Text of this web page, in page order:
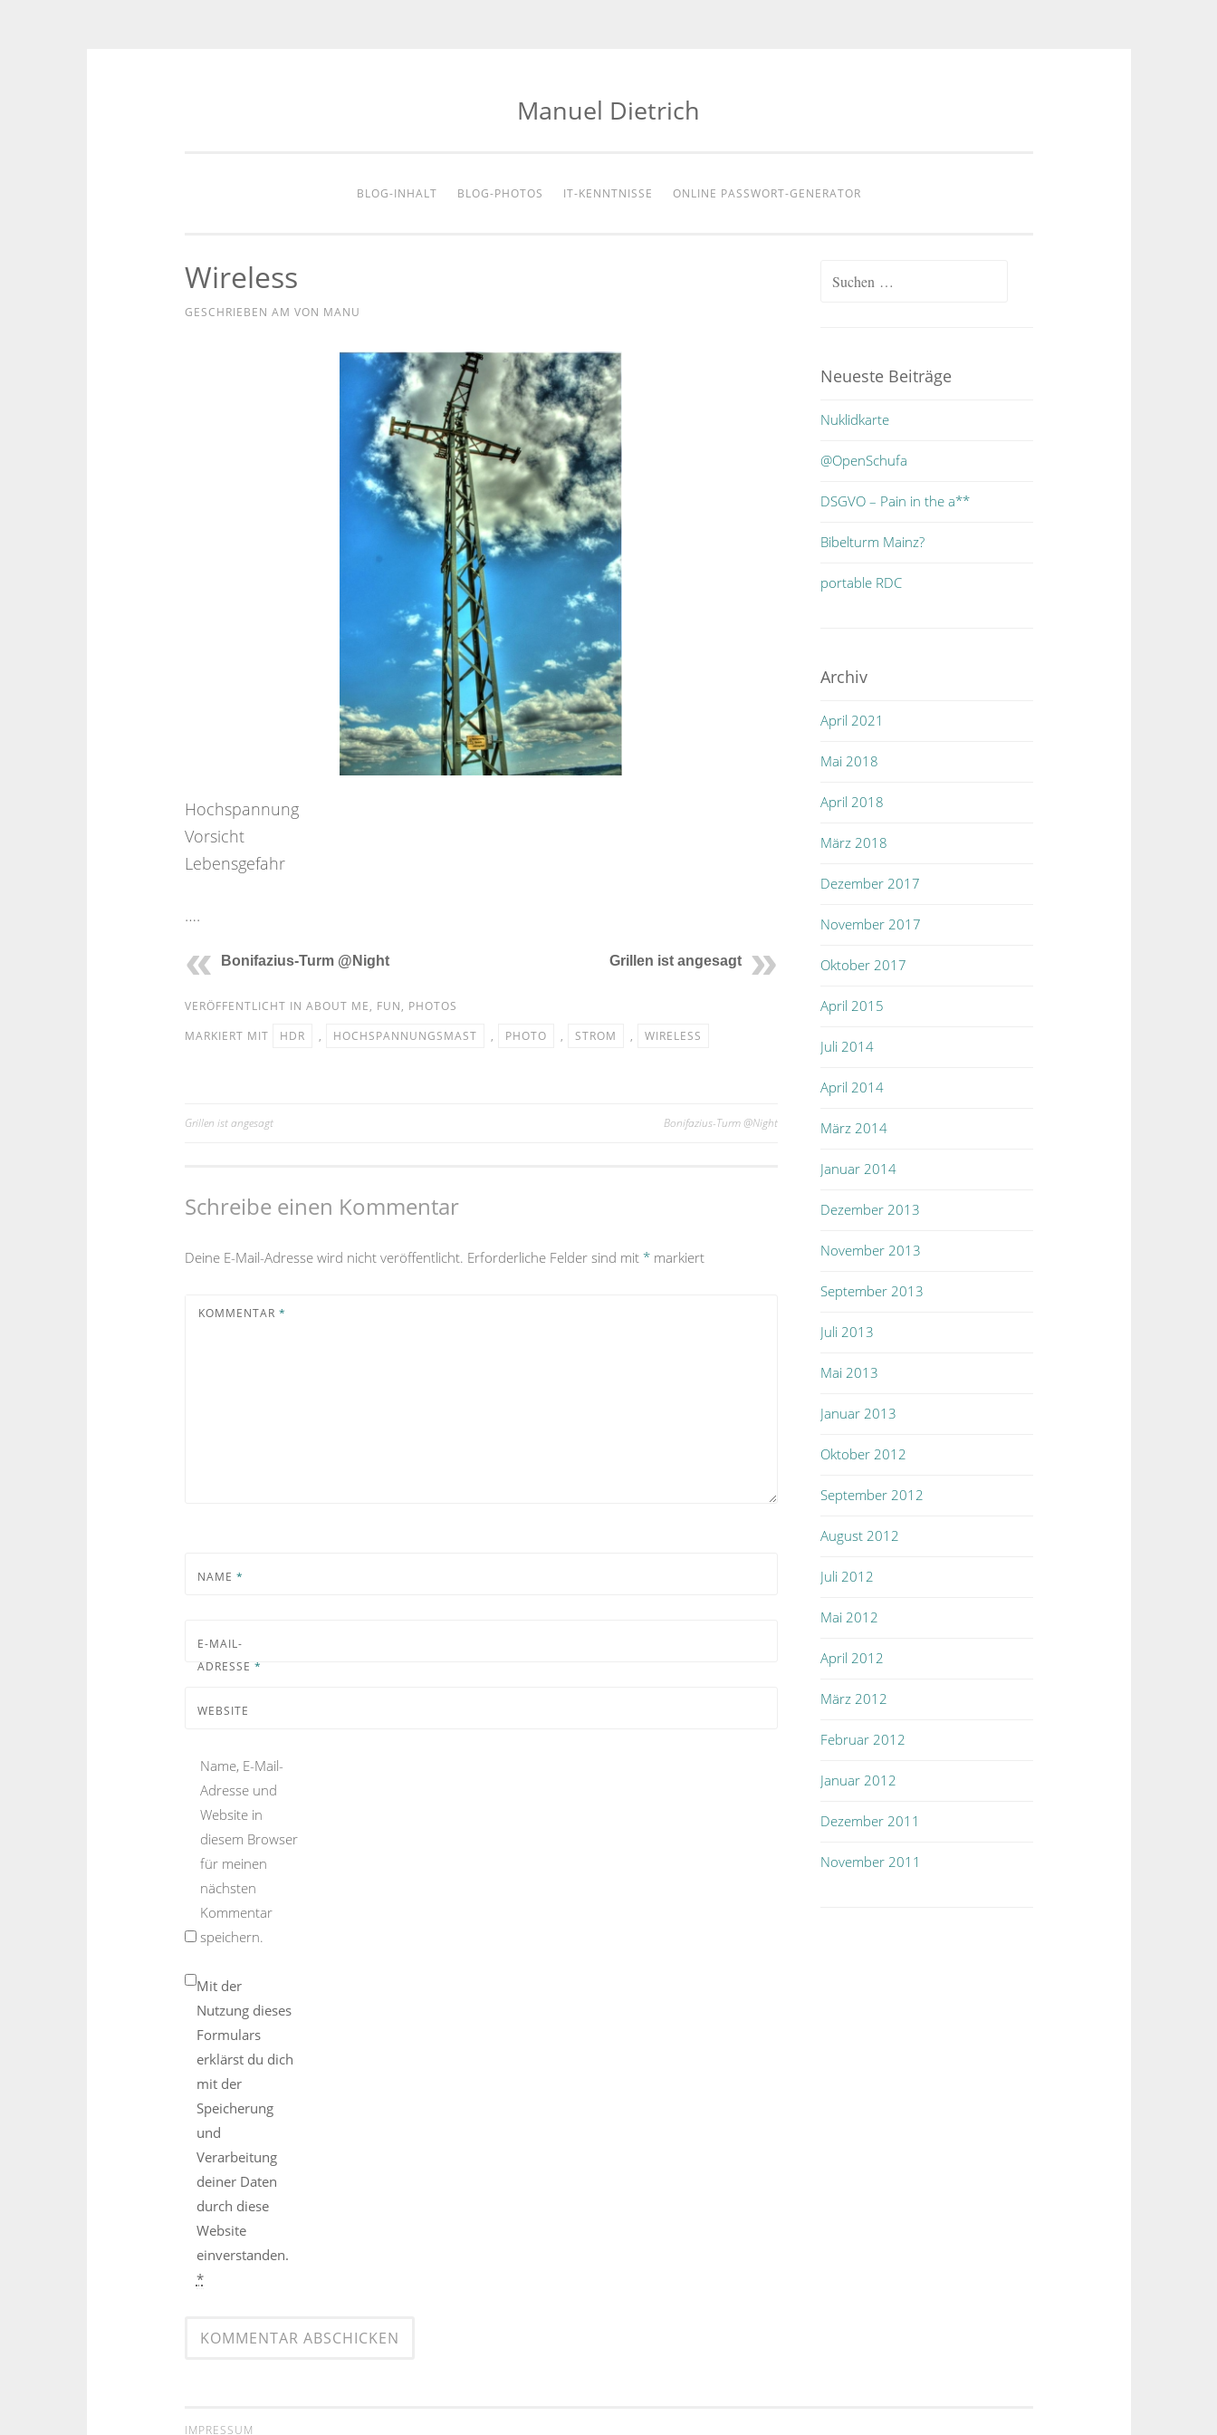
Manuel Dietrich
BLOG-INHALT BLOG-PHOTOS IT-KENNTNISSE ONLINE PASSWORT-GENERATOR
Wireless
GESCHRIEBEN AM VON MANU
Hochspannung
Vorsicht
Lebensgefahr
….
Bonifazius-Turm @Night Grillen ist angesagt
VERÖFFENTLICHT IN ABOUT ME, FUN, PHOTOS
MARKIERT MIT
HDR , HOCHSPANNUNGSMAST , PHOTO , STROM , WIRELESS
Beitragsnavigation
Grillen ist angesagt Bonifazius-Turm @Night
Schreibe einen Kommentar
Deine E-Mail-Adresse wird nicht veröffentlicht. Erforderliche Felder sind mit *markiert
KOMMENTAR *
NAME *
E-MAIL-
ADRESSE *
WEBSITE
Name, E-Mail-
Adresse und
Website in
diesem Browser
für meinen
nächsten
Kommentar
speichern.
Mit der
Nutzung dieses
Formulars
erklärst du dich
mit der
Speicherung
und
Verarbeitung
deiner Daten
durch diese
Website
einverstanden.
*
Suchen
Neueste Beiträge
Nuklidkarte
@OpenSchufa
DSGVO – Pain in the a**
Bibelturm Mainz?
portable RDC
Archiv
April 2021
Mai 2018
April 2018
März 2018
Dezember 2017
November 2017
Oktober 2017
April 2015
Juli 2014
April 2014
März 2014
Januar 2014
Dezember 2013
November 2013
September 2013
Juli 2013
Mai 2013
Januar 2013
Oktober 2012
September 2012
August 2012
Juli 2012
Mai 2012
April 2012
März 2012
Februar 2012
Januar 2012
Dezember 2011
November 2011
IMPRESSUM